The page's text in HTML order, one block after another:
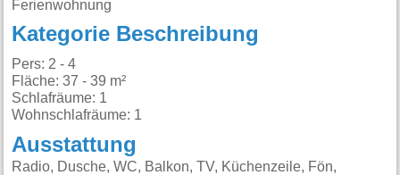
Ferienwohnung
Kategorie Beschreibung
Pers: 2 - 4
Fläche: 37 - 39 m²
Schlafräume: 1
Wohnschlafräume: 1
Ausstattung
Radio, Dusche, WC, Balkon, TV, Küchenzeile, Fön,